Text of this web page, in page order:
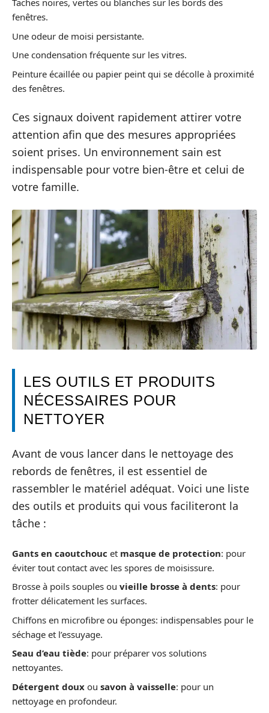
Taches noires, vertes ou blanches sur les bords des
fenêtres.
Une odeur de moisi persistante.
Une condensation fréquente sur les vitres.
Peinture écaillée ou papier peint qui se décolle à proximité
des fenêtres.
Ces signaux doivent rapidement attirer votre
attention afin que des mesures appropriées
soient prises. Un environnement sain est
indispensable pour votre bien-être et celui de
votre famille.
LES OUTILS ET PRODUITS
NÉCESSAIRES POUR
NETTOYER
Avant de vous lancer dans le nettoyage des
rebords de fenêtres, il est essentiel de
rassembler le matériel adéquat. Voici une liste
des outils et produits qui vous faciliteront la
tâche :
Gants en caoutchouc et masque de protection: pour
éviter tout contact avec les spores de moisissure.
Brosse à poils souples ou vieille brosse à dents: pour
frotter délicatement les surfaces.
Chiffons en microfibre ou éponges: indispensables pour le
séchage et l’essuyage.
Seau d’eau tiède: pour préparer vos solutions
nettoyantes.
Détergent doux ou savon à vaisselle: pour un
nettoyage en profondeur.